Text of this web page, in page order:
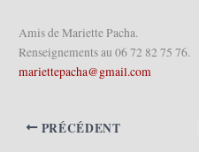
Amis de Mariette Pacha.
Renseignements au 06 72 82 75 76.
mariettepacha@gmail.com
PRÉCÉDENT